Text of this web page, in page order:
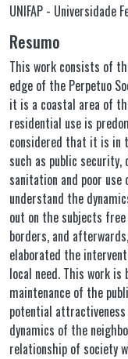
UNIFAP - Universidade
Resumo
This work consists of
edge of the Perpetuo
it is a coastal area of
residential use is
considered that it is in
such as public
sanitation and poor
understand the
out on the subjects
borders, and
elaborated the
local need. This work
maintenance of the
potential
dynamics of the
relationship of society